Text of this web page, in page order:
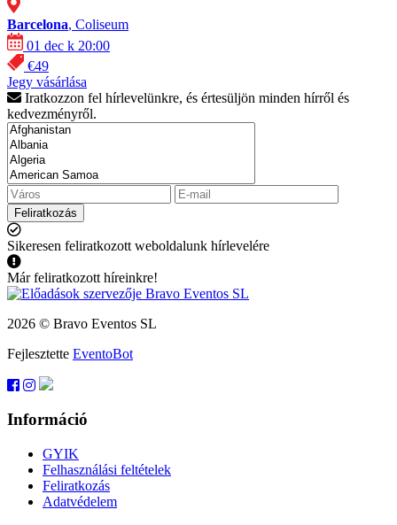
Barcelona, Coliseum
01 dec k 20:00
€49
Jegy vásárlása
Iratkozzon fel hírlevelünkre, és értesüljön minden hírről és
kedvezményről.
Feliratkozás
Sikeresen feliratkozott weboldalunk hírlevelére
Már feliratkozott híreinkre!
2026 © Bravo Eventos SL
Fejlesztette EventoBot
Információ
GYIK
Felhasználási feltételek
Feliratkozás
Adatvédelem